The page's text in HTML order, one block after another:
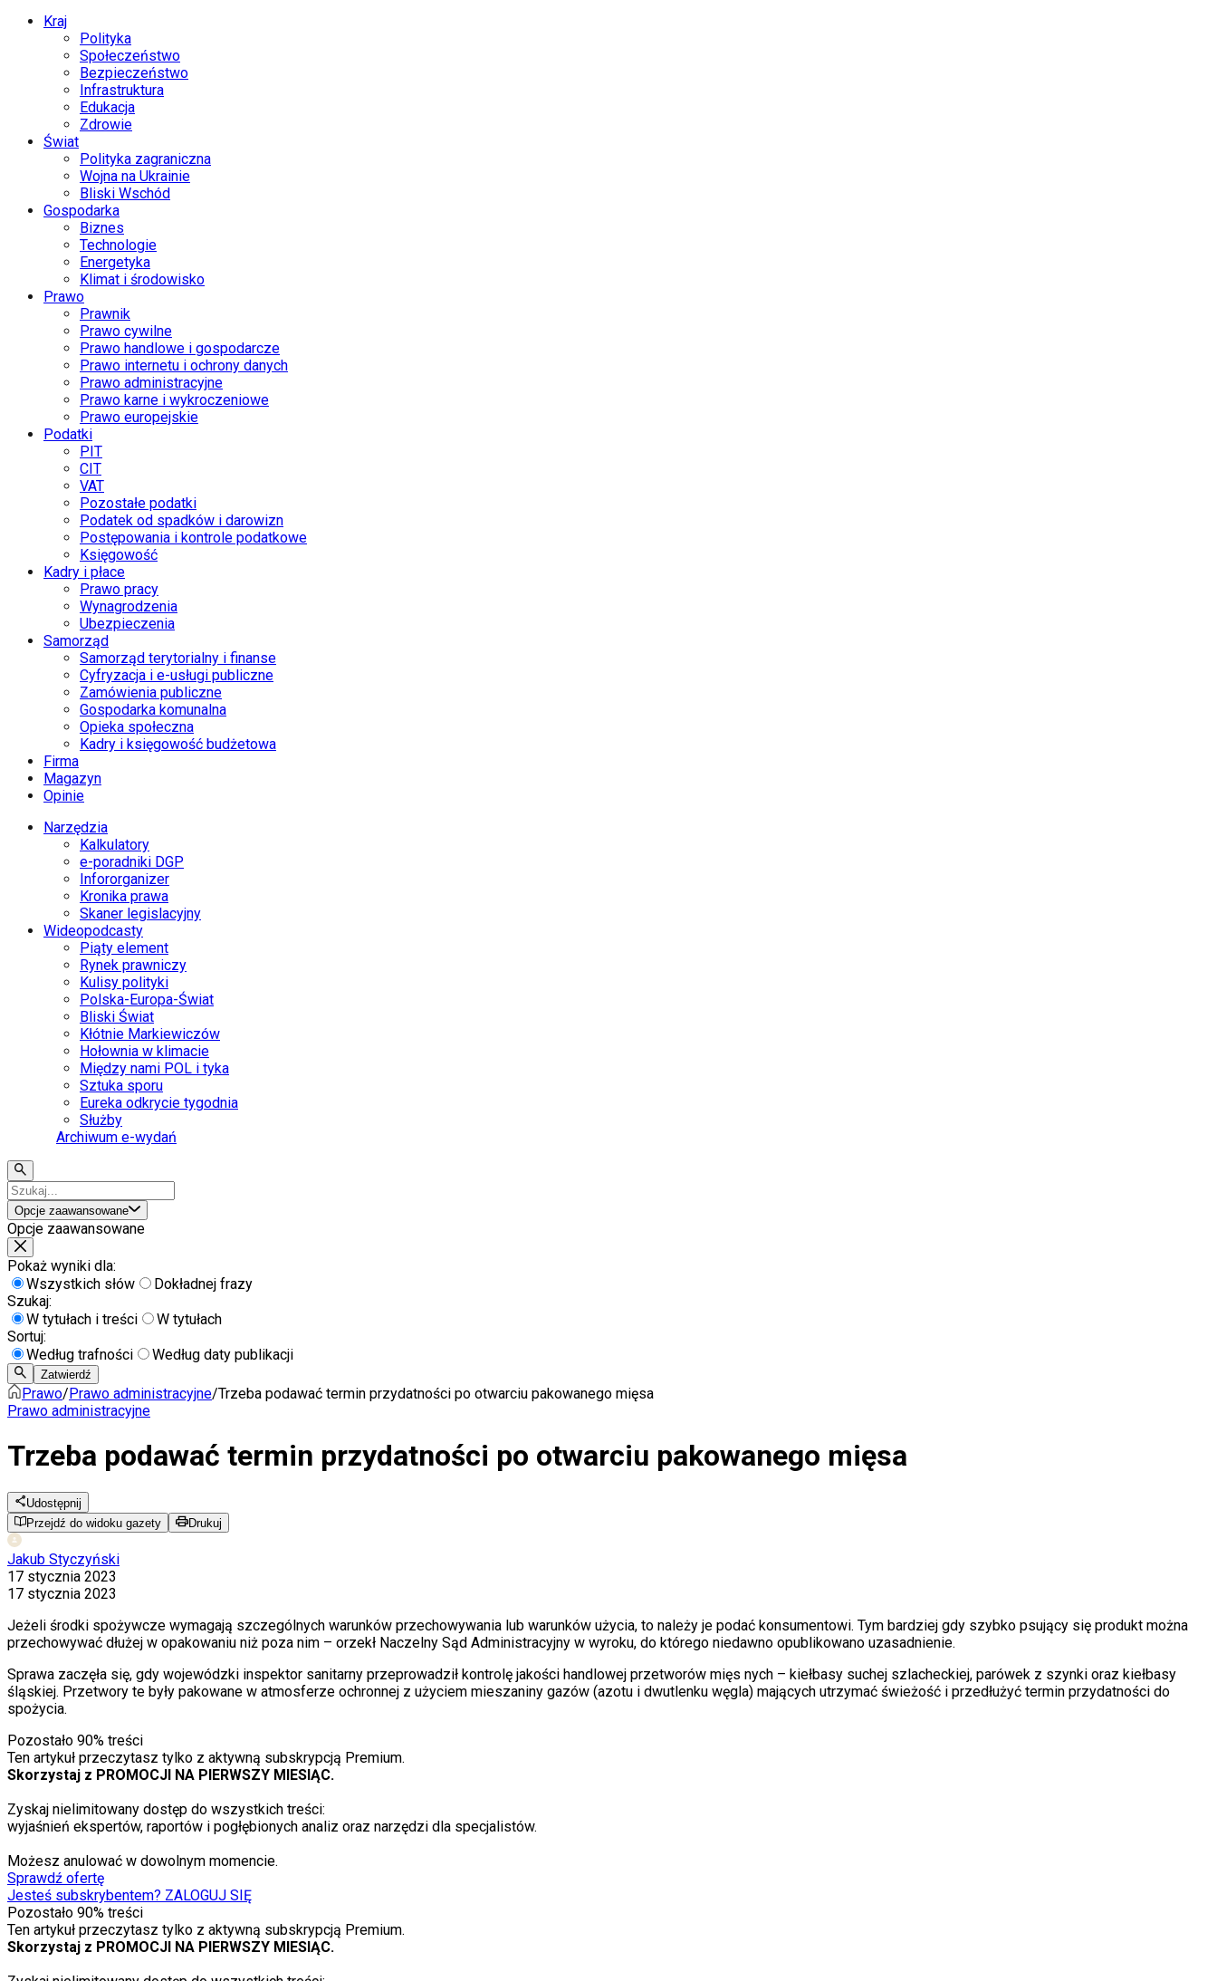
Kraj
Polityka
Społeczeństwo
Bezpieczeństwo
Infrastruktura
Edukacja
Zdrowie
Świat
Polityka zagraniczna
Wojna na Ukrainie
Bliski Wschód
Gospodarka
Biznes
Technologie
Energetyka
Klimat i środowisko
Prawo
Prawnik
Prawo cywilne
Prawo handlowe i gospodarcze
Prawo internetu i ochrony danych
Prawo administracyjne
Prawo karne i wykroczeniowe
Prawo europejskie
Podatki
PIT
CIT
VAT
Pozostałe podatki
Podatek od spadków i darowizn
Postępowania i kontrole podatkowe
Księgowość
Kadry i płace
Prawo pracy
Wynagrodzenia
Ubezpieczenia
Samorząd
Samorząd terytorialny i finanse
Cyfryzacja i e-usługi publiczne
Zamówienia publiczne
Gospodarka komunalna
Opieka społeczna
Kadry i księgowość budżetowa
Firma
Magazyn
Opinie
Narzędzia
Kalkulatory
e-poradniki DGP
Infororganizer
Kronika prawa
Skaner legislacyjny
Wideopodcasty
Piąty element
Rynek prawniczy
Kulisy polityki
Polska-Europa-Świat
Bliski Świat
Kłótnie Markiewiczów
Hołownia w klimacie
Między nami POL i tyka
Sztuka sporu
Eureka odkrycie tygodnia
Służby
Archiwum e-wydań
Opcje zaawansowane
Opcje zaawansowane
Pokaż wyniki dla:
Wszystkich słów
Dokładnej frazy
Szukaj:
W tytułach i treści
W tytułach
Sortuj:
Według trafności
Według daty publikacji
Zatwierdź
Prawo/Prawo administracyjne/Trzeba podawać termin przydatności po otwarciu pakowanego mięsa
Prawo administracyjne
Trzeba podawać termin przydatności po otwarciu pakowanego mięsa
Udostępnij
Przejdź do widoku gazety
Drukuj
Jakub Styczyński
17 stycznia 2023
17 stycznia 2023
Jeżeli środki spożywcze wymagają szczególnych warunków przechowywania lub warunków użycia, to należy je podać konsumentowi. Tym bardziej gdy szybko psujący się produkt można
przechowywać dłużej w opakowaniu niż poza nim – orzekł Naczelny Sąd Administracyjny w wyroku, do którego niedawno opublikowano uzasadnienie.
Sprawa zaczęła się, gdy wojewódzki inspektor sanitarny przeprowadził kontrolę jakości handlowej przetworów mięs nych – kiełbasy suchej szlacheckiej, parówek z szynki oraz kiełbasy
śląskiej. Przetwory te były pakowane w atmosferze ochronnej z użyciem mieszaniny gazów (azotu i dwutlenku węgla) mających utrzymać świeżość i przedłużyć termin przydatności do
spożycia.
Pozostało 90% treści
Ten artykuł przeczytasz tylko z aktywną subskrypcją Premium.
Skorzystaj z PROMOCJI NA PIERWSZY MIESIĄC.
Zyskaj nielimitowany dostęp do wszystkich treści:
wyjaśnień ekspertów, raportów i pogłębionych analiz oraz narzędzi dla specjalistów.
Możesz anulować w dowolnym momencie.
Sprawdź ofertę
Jesteś subskrybentem? ZALOGUJ SIĘ
Pozostało 90% treści
Ten artykuł przeczytasz tylko z aktywną subskrypcją Premium.
Skorzystaj z PROMOCJI NA PIERWSZY MIESIĄC.